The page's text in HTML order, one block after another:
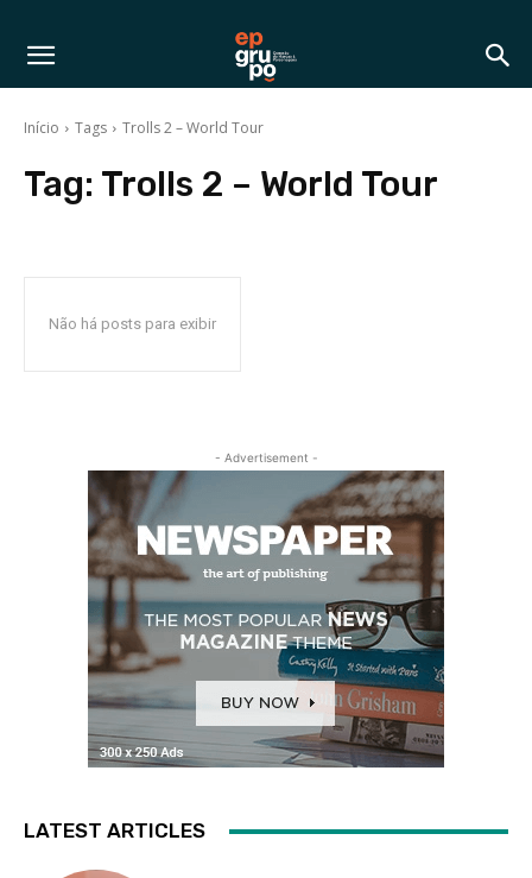
Início Tags Trolls 2 – World Tour
Tag: Trolls 2 – World Tour
Não há posts para exibir
- Advertisement -
LATEST ARTICLES